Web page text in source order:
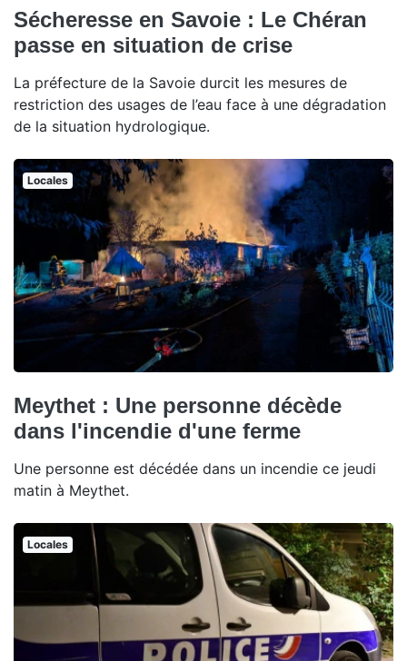
Sécheresse en Savoie : Le Chéran
passe en situation de crise
La préfecture de la Savoie durcit les mesures de
restriction des usages de l’eau face à une dégradation
de la situation hydrologique.
Locales
Meythet : Une personne décède
dans l'incendie d'une ferme
Une personne est décédée dans un incendie ce jeudi
matin à Meythet.
Locales